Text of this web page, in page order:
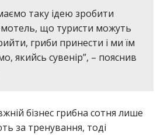
таку ідею зробити
що туристи можуть
гриби принести і ми їм
якийсь сувенір”, – пояснив
бізнес грибна сотня лише
за тренування, тоді